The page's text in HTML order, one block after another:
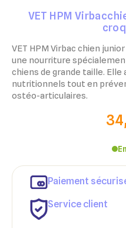
VET HPM
VET HPM Virbac chien
une nourriture
chiens de grande taille. Elle
nutritionnels tout en
ostéo-articulaires.
Paiement
Service client
Ajouter à ma liste d'envies
Créer une liste d'envies
Connexion
Vous devez être connecté